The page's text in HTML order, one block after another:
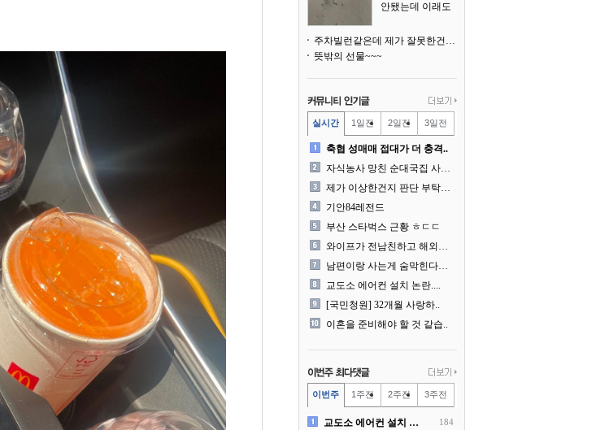
안됐는데 이래도
주차빌런같은데 제가 잘못한건가요
뜻밖의 선물~~~
실시간 1일전 2일전 3일전
축협 성매매 접대가 더 충격..
자식농사 망친 순대국집 사장..
제가 이상한건지 판단 부탁드..
기안84레전드
부산 스타벅스 근황 ㅎㄷㄷ
와이프가 전남친하고 해외여행..
남편이랑 사는게 숨막힌다는 ..
교도소 에어컨 설치 논란....
[국민청원] 32개월 사랑하..
이혼을 준비해야 할 것 같습..
이번주 1주전 2주전 3주전
교도소 에어컨 설치 논란.... 184